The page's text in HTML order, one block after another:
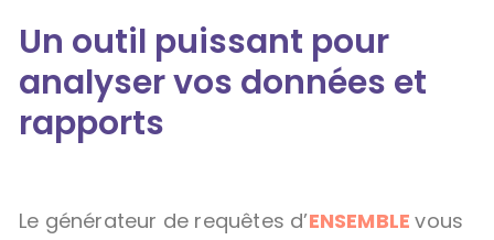
Un outil puissant pour
analyser vos données et
rapports
Le générateur de requêtes d’ENSEMBLEvous